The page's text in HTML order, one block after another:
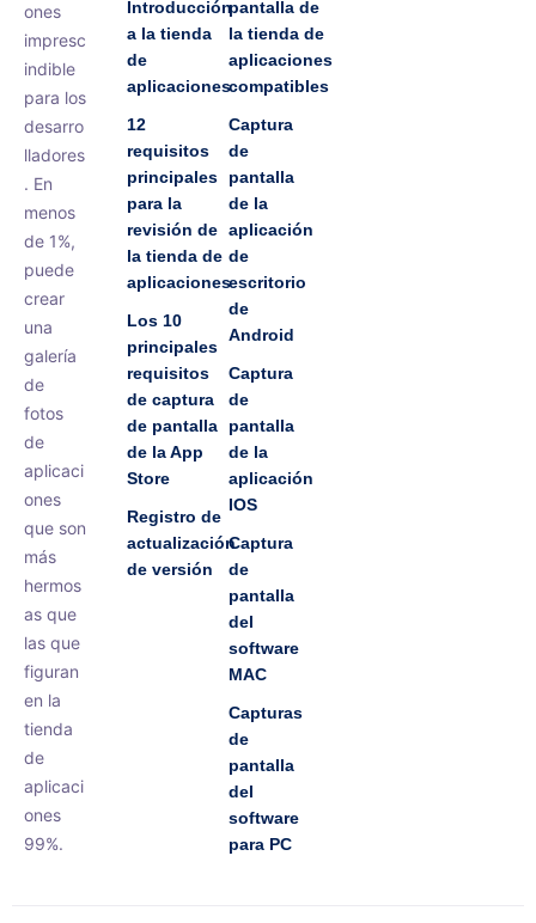
ones
impresc
indible
para los
desarro
lladores
. En
menos
de 1%,
puede
crear
una
galería
de
fotos
de
aplicaci
ones
que son
más
hermos
as que
las que
figuran
en la
tienda
de
aplicaci
ones
99%.
Introducción
a la tienda
de
aplicaciones
12
requisitos
principales
para la
revisión de
la tienda de
aplicaciones
Los 10
principales
requisitos
de captura
de pantalla
de la App
Store
Registro de
actualización
de versión
pantalla de
la tienda de
aplicaciones
compatibles
Captura
de
pantalla
de la
aplicación
de
escritorio
de
Android
Captura
de
pantalla
de la
aplicación
IOS
Captura
de
pantalla
del
software
MAC
Capturas
de
pantalla
del
software
para PC